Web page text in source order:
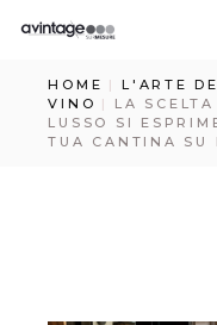
HOME
L'ARTE
VINO
LA
LUSSO SI
TUA CANTINA SU